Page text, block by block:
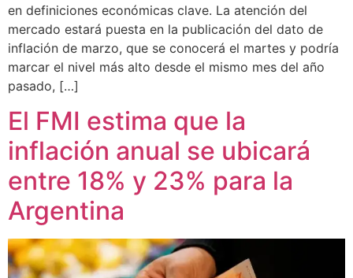
en definiciones económicas clave. La atención del
mercado estará puesta en la publicación del dato de
inflación de marzo, que se conocerá el martes y podría
marcar el nivel más alto desde el mismo mes del año
pasado, […]
El FMI estima que la
inflación anual se ubicará
entre 18% y 23% para la
Argentina